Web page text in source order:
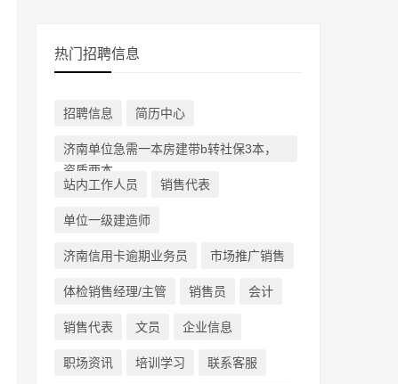
热门招聘信息
招聘信息 简历中心
济南单位急需一本房建带b转社保3本，
资质两本
站内工作人员
销售代表
单位一级建造师
济南信用卡逾期业务员 市场推广销售
体检销售经理/主管 销售员 会计
销售代表 文员 企业信息
职场资讯 培训学习 联系客服